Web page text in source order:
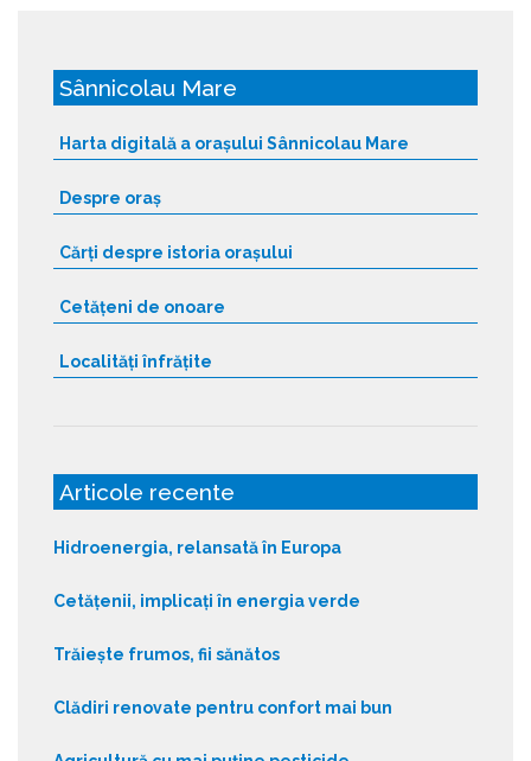
Sânnicolau Mare
Harta digitală a orașului Sânnicolau Mare
Despre oraș
Cărți despre istoria orașului
Cetățeni de onoare
Localități înfrățite
Articole recente
Hidroenergia, relansată în Europa
Cetățenii, implicați în energia verde
Trăiește frumos, fii sănătos
Clădiri renovate pentru confort mai bun